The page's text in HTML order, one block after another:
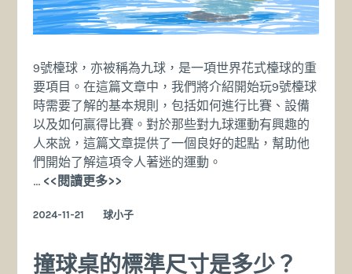
9號檯球，亦被稱為九球，是一項世界花式檯球的重
要項目。在這篇文章中，我們將介紹開始玩9號檯球
時需要了解的基本規則，包括如何進行比賽、設備
以及如何贏得比賽。對於那些對九球運動有興趣的
人來說，這篇文章提供了一個良好的起點，幫助他
們開始了解這項令人著迷的運動。
… <<閱讀更多>>
撞
基
2024-11-21 球小子
撞球桌的標準尺寸是多少？